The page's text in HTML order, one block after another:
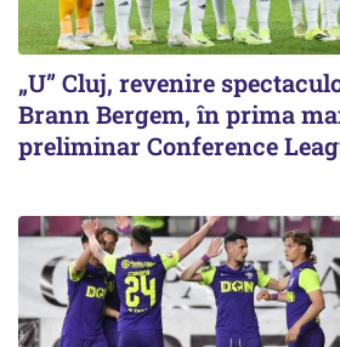
„U” Cluj, revenire
Brann Bergem, în prima
preliminar Conference